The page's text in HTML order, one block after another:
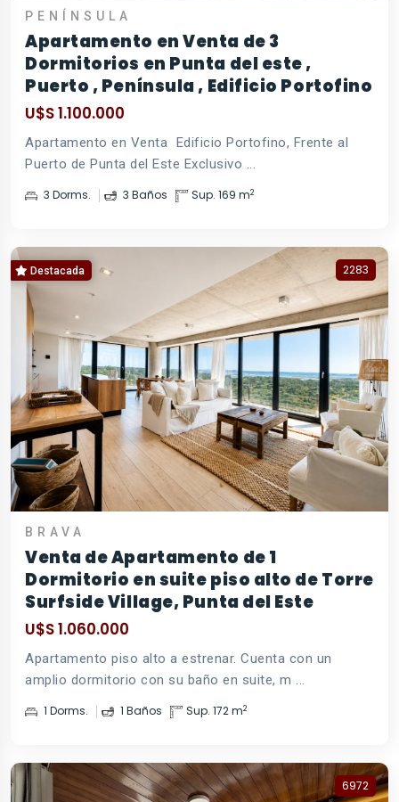
PENÍNSULA
Apartamento en Venta de 3
Dormitorios en Punta del este ,
Puerto , Península , Edificio Portofino
U$S 1.100.000
Apartamento en Venta  Edificio Portofino, Frente al
Puerto de Punta del Este Exclusivo ...
3 Dorms. 3 Baños Sup. 169 m2
Destacada 2283
BRAVA
Venta de Apartamento de 1
Dormitorio en suite piso alto de Torre
Surfside Village, Punta del Este
U$S 1.060.000
Apartamento piso alto a estrenar. Cuenta con un
amplio dormitorio con su baño en suite, m ...
1 Dorms. 1 Baños Sup. 172 m2
6972